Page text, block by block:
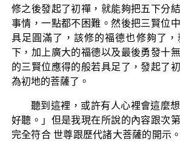
修之後發起了初禪，就能夠把五下分
事情，一點都不困難。然後把三賢位
具足圓滿了，該修的福德也修夠了
下，加上廣大的福德以及最後勇發十
的三賢位應得的般若具足了，發起了
為初地的菩薩了。
聽到這裡，或許有人心裡會這麼
好聽。」但是我現在所說的內容跟次
完全符合 世尊跟歷代諸大菩薩的開示